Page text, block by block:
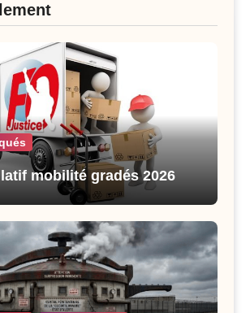
mobilité gradés 2026